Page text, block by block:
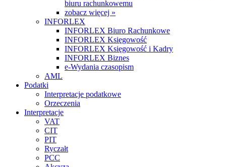
biuru rachunkowemu
zobacz więcej »
INFORLEX
INFORLEX Biuro Rachunkowe
INFORLEX Księgowość
INFORLEX Księgowość i Kadry
INFORLEX Biznes
e-Wydania czasopism
AML
Podatki
Interpretacje podatkowe
Orzeczenia
Interpretacje
VAT
CIT
PIT
Ryczałt
PCC